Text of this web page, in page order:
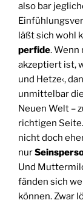
also bar
läßt sich wohl
perfide. Wenn
akzeptiert ist,
und Hetze‹,
unmittelbar
Neuen Welt –
richtigen
nicht doch
nur
Und
fänden sich
können. Zwar